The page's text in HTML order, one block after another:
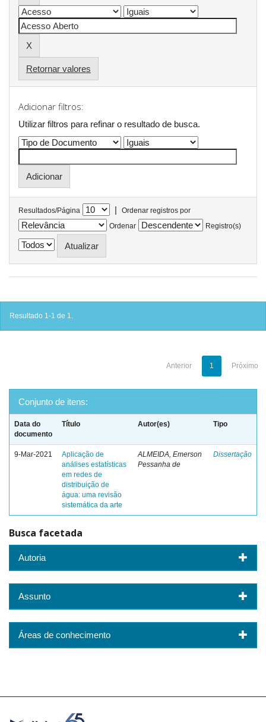
Retornar valores
Adicionar filtros:
Utilizar filtros para refinar o resultado de busca.
Resultados/Página |
Ordenar registros por
Ordenar
Registro(s)
Resultado 1-1 de 1.
Anterior 1 Próximo
Conjunto de itens:
Data do
documento
Título Autor(es) Tipo
9-Mar-2021
Aplicação de
análises estatísticas
em redes de
distribuição de
água: uma revisão
sistemática da arte
ALMEIDA, Emerson
Pessanha de
Dissertação
Busca facetada
Autoria
Assunto
Áreas de conhecimento